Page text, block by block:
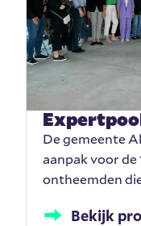
De gemeente
aanpak voor de
ontheemden
Bekijk